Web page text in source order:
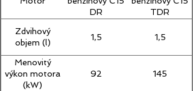
DR
TDR
Zdvihový
objem (l)
1,5 1,5
Menovitý
výkon motora
(kW)
92 145